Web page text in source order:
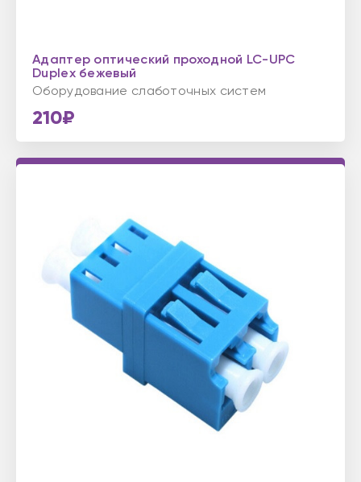
Адаптер оптический проходной LC-UPC
Duplex бежевый
Оборудование слаботочных систем
210₽